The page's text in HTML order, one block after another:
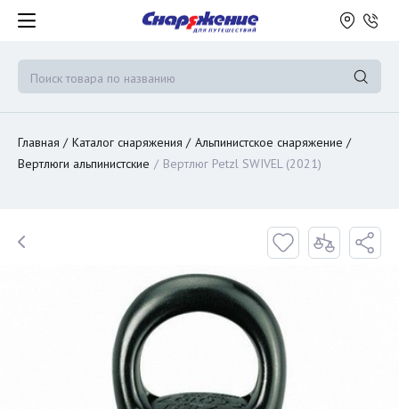
Главная Каталог снаряжения
Альпинистское снаряжение
Вертлюги альпинистские
Вертлюг Petzl SWIVEL (2021)